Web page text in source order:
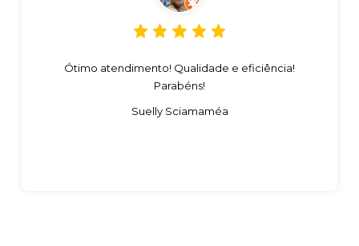
Ótimo atendimento! Qualidade e eficiência!
Parabéns!
Suelly Sciamaméa